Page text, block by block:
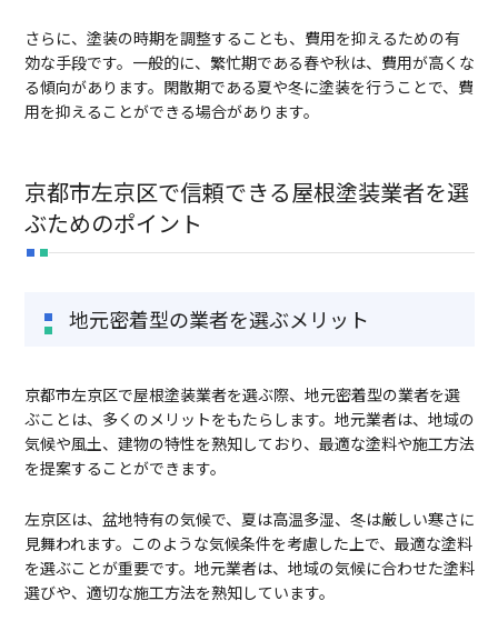
さらに、塗装の時期を調整することも、費用を抑えるための有
効な手段です。一般的に、繁忙期である春や秋は、費用が高くな
る傾向があります。閑散期である夏や冬に塗装を行うことで、費
用を抑えることができる場合があります。
京都市左京区で信頼できる屋根塗装業者を選
ぶためのポイント
地元密着型の業者を選ぶメリット
京都市左京区で屋根塗装業者を選ぶ際、地元密着型の業者を選
ぶことは、多くのメリットをもたらします。地元業者は、地域の
気候や風土、建物の特性を熟知しており、最適な塗料や施工方法
を提案することができます。
左京区は、盆地特有の気候で、夏は高温多湿、冬は厳しい寒さに
見舞われます。このような気候条件を考慮した上で、最適な塗料
を選ぶことが重要です。地元業者は、地域の気候に合わせた塗料
選びや、適切な施工方法を熟知しています。